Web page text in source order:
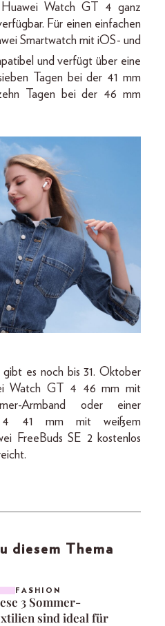
Watch GT 4 ganz
Für einen einfachen
Smartwatch mit iOS- und
und verfügt über eine
Tagen bei der 41 mm
Tagen bei der 46 mm
es noch bis 31. Oktober
Watch GT 4 46 mm mit
Armband oder einer
4 41 mm mit weißem
FreeBuds SE 2 kostenlos
diesem Thema
FASHION
3 Sommer-
sind ideal für